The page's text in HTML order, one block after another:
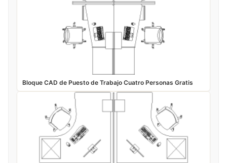
Bloque CAD de Puesto de Trabajo Cuatro Personas Gratis